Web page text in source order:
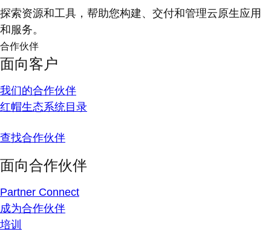
探索资源和工具，帮助您构建、交付和管理云原生应用
和服务。
合作伙伴
面向客户
我们的合作伙伴
红帽生态系统目录
查找合作伙伴
面向合作伙伴
Partner Connect
成为合作伙伴
培训